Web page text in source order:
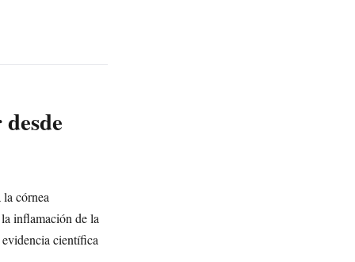
córnea
inflamación de la
científica